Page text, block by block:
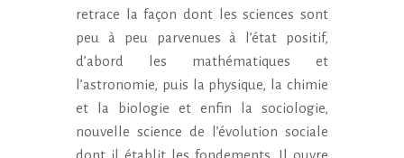
retrace la façon dont les sciences sont
peu à peu parvenues à l’état positif,
d’abord les mathématiques et
l’astronomie, puis la physique, la chimie
et la biologie et enfin la sociologie,
nouvelle science de l’évolution sociale